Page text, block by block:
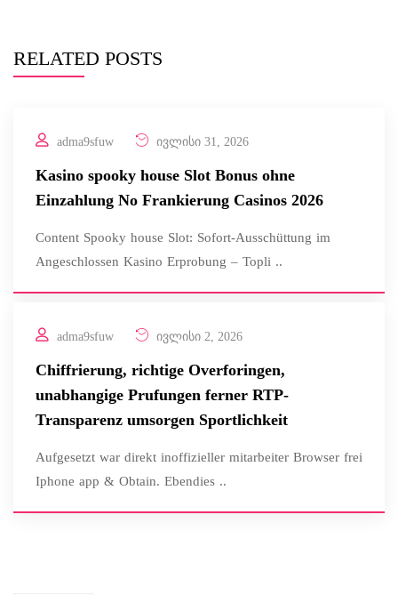
RELATED POSTS
adma9sfuw ივლისი 31, 2026
Kasino spooky house Slot Bonus ohne
Einzahlung No Frankierung Casinos 2026
Content Spooky house Slot: Sofort-Ausschüttung im
Angeschlossen Kasino Erprobung – Topli ..
adma9sfuw ივლისი 2, 2026
Chiffrierung, richtige Overforingen,
unabhangige Prufungen ferner RTP-
Transparenz umsorgen Sportlichkeit
Aufgesetzt war direkt inoffizieller mitarbeiter Browser frei
Iphone app & Obtain. Ebendies ..